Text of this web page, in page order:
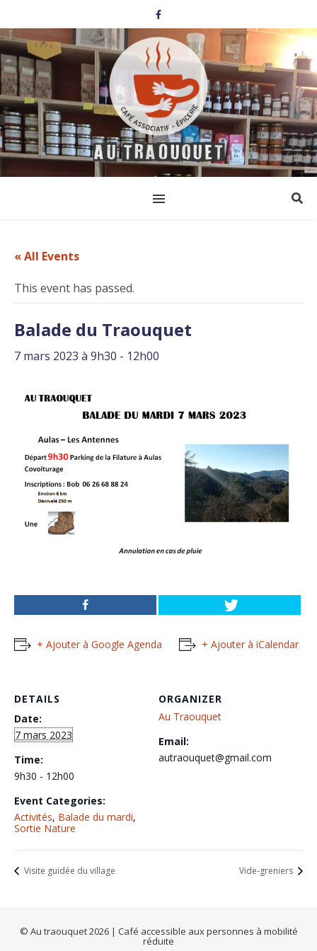
« All Events
This event has passed.
Balade du Traouquet
7 mars 2023 à 9h30 - 12h00
+ Ajouter à Google Agenda + Ajouter à iCalendar
DETAILS
Date:
7 mars 2023
Time:
9h30 - 12h00
Event Categories:
Activités, Balade du mardi,
Sortie Nature
ORGANIZER
Au Traouquet
Email:
autraouquet@gmail.com
Visite guidée du village Vide-greniers
© Au traouquet 2026 | Café accessible aux personnes à mobilité
réduite